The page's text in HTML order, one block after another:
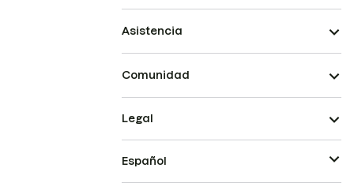
Asistencia
Comunidad
Legal
Español